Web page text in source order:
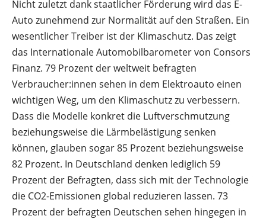
Nicht zuletzt dank staatlicher Förderung wird das E-
Auto zunehmend zur Normalität auf den Straßen. Ein
wesentlicher Treiber ist der Klimaschutz. Das zeigt
das Internationale Automobilbarometer von Consors
Finanz. 79 Prozent der weltweit befragten
Verbraucher:innen sehen in dem Elektroauto einen
wichtigen Weg, um den Klimaschutz zu verbessern.
Dass die Modelle konkret die Luftverschmutzung
beziehungsweise die Lärmbelästigung senken
können, glauben sogar 85 Prozent beziehungsweise
82 Prozent. In Deutschland denken lediglich 59
Prozent der Befragten, dass sich mit der Technologie
die CO2-Emissionen global reduzieren lassen. 73
Prozent der befragten Deutschen sehen hingegen in